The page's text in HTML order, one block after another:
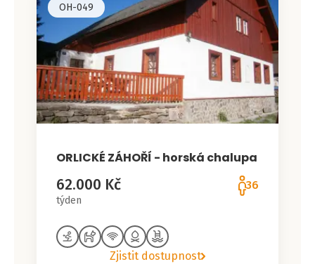
OH-049
ORLICKÉ ZÁHOŘÍ - horská chalupa
62.000 Kč
týden
36
Zjistit dostupnost